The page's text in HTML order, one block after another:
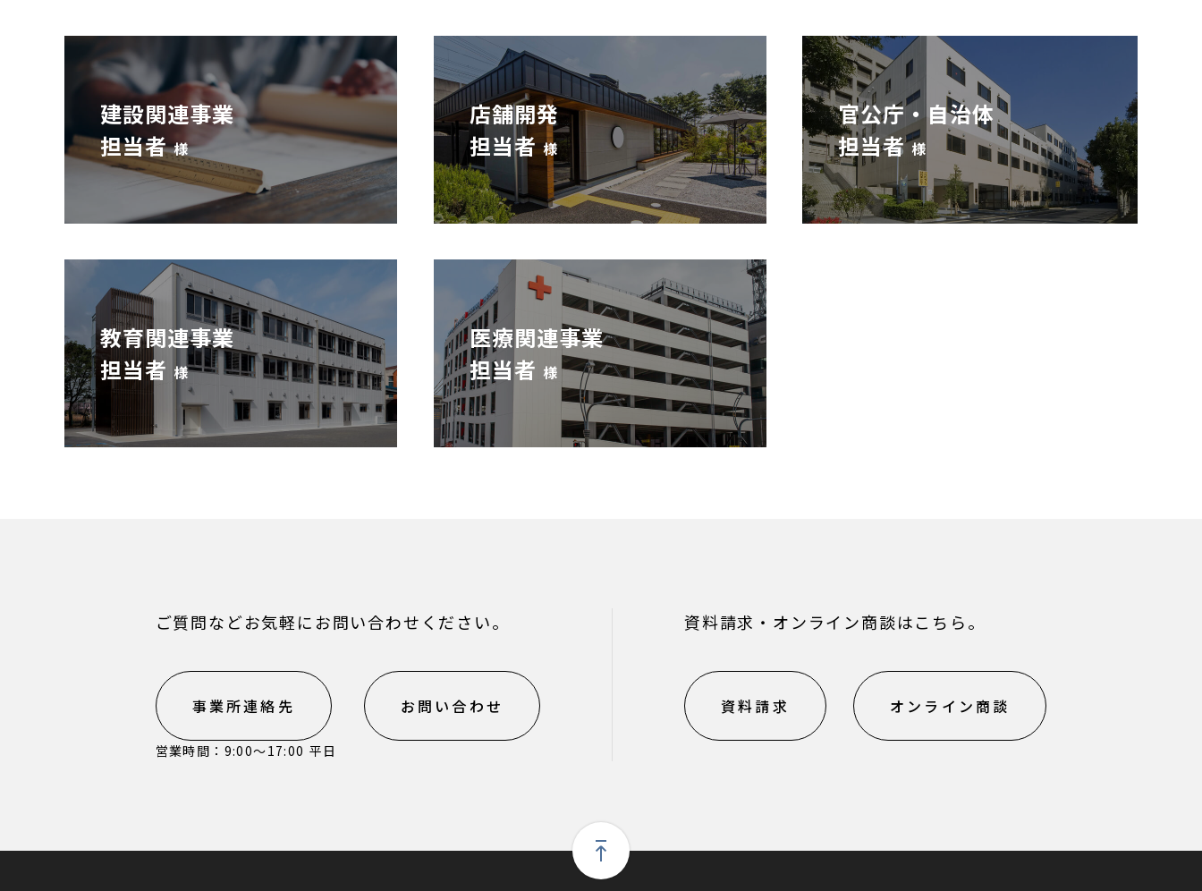
建設関連事業
担当者様
店舗開発
担当者様
官公庁・自治体
担当者様
教育関連事業
担当者様
医療関連事業
担当者 様
ご質問などお気軽にお問い合わせください。
事業所連絡先
営業時間：9:00〜17:00 平日
お問い合わせ
資料請求・オンライン商談はこちら。
資料請求 オンライン商談